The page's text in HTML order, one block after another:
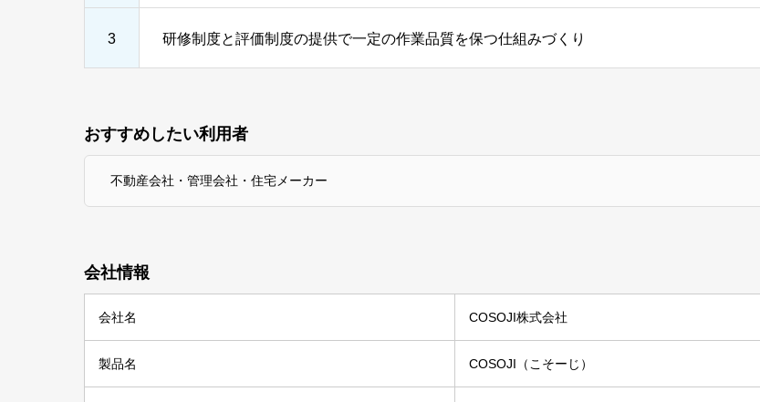
3 研修制度と評価制度の提供で一定の作業品質を保つ仕組みづくり
おすすめしたい利用者
不動産会社・管理会社・住宅メーカー
会社情報
会社名 COSOJI株式会社
製品名 COSOJI（こそーじ）